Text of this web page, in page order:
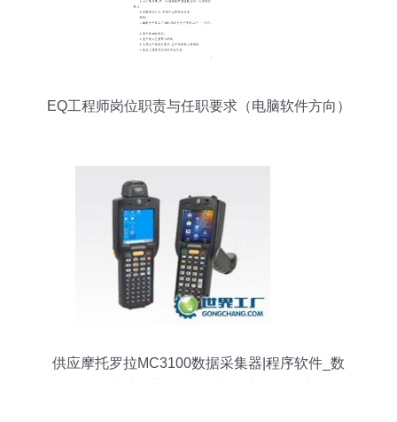
EQ工程师岗位职责与任职要求（电脑软件方向）
供应摩托罗拉MC3100数据采集器|程序软件_数